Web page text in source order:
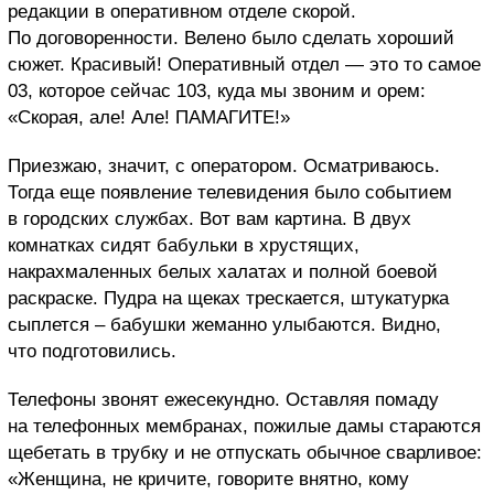
редакции в оперативном отделе скорой.
По договоренности. Велено было сделать хороший
сюжет. Красивый! Оперативный отдел — это то самое
03, которое сейчас 103, куда мы звоним и орем:
«Скорая, але! Але! ПАМАГИТЕ!»
Приезжаю, значит, с оператором. Осматриваюсь.
Тогда еще появление телевидения было событием
в городских службах. Вот вам картина. В двух
комнатках сидят бабульки в хрустящих,
накрахмаленных белых халатах и полной боевой
раскраске. Пудра на щеках трескается, штукатурка
сыплется – бабушки жеманно улыбаются. Видно,
что подготовились.
Телефоны звонят ежесекундно. Оставляя помаду
на телефонных мембранах, пожилые дамы стараются
щебетать в трубку и не отпускать обычное сварливое:
«Женщина, не кричите, говорите внятно, кому